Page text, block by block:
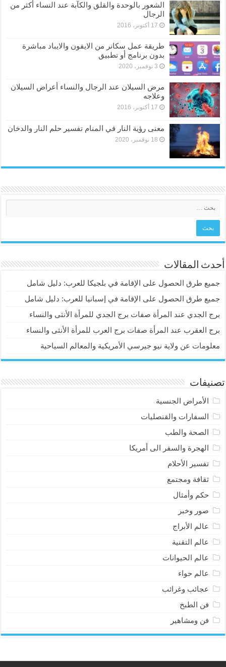
الشعور بالوحدة والقلق والكآبة عند النساء أكثر من
الرجال
17 أكتوبر، 2016
طريقة عمل سكانر من الايفون والايباد مباشرة
بدون برنامج أو تطبيق
3 نوفمبر، 2020
مرض السيلان عند الرجال والنساء أعراض السيلان
وعلاجه
17 أكتوبر، 2016
معنى رؤية النار في المنام تفسير حلم النار والدخان
18 نوفمبر، 2020
أحدث المقالات
جميع طرق الحصول على الإقامة في بلجيكا للعرب: دليل شامل
جميع طرق الحصول على الإقامة في إسبانيا للعرب: دليل شامل
برج الجدي عند المرأة صفات برج الجدي للمرأة الأنثى والنساء
برج العقرب عند المرأة صفات برج العرب للمرأة الأنثى والنساء
معلومات عن ولاية نيو جيرسي الأمريكية والمعالم السياحية
تصنيفات
الأمراض الجنسية
السفارات والقنصليات
الصحة والطب
الهجرة والسفر الى أمريكا
تفسير الأحلام
ثقافة ومجتمع
حكم وأمثال
صور وخبر
عالم الأبراج
عالم التقنية
عالم الحيوانات
عالم حواء
عجائب وغرائب
فن الطبخ
فن ومشاهير